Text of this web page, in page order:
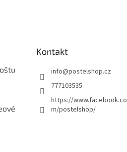
Kontakt
info@postelshop.cz
777103535
https://www.facebook.co
m/postelshop/